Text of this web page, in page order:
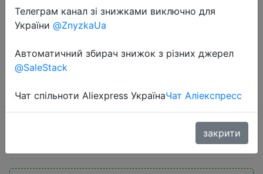
2024-11-11
MIJIA Fan Heater For Home Electric
Heating Warmer Machine 220V
Multiple Safety Protections CN
Version
Телеграм канал зі знижками виключно для
України @ZnyzkaUa
Автоматичний збирач знижок з різних джерел
@SaleStack
Чат спільноти Aliexpress УкраїнаЧат Аліекспресс
закрити